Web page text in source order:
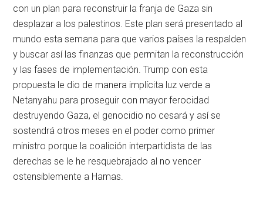
con un plan para reconstruir la franja de Gaza sin
desplazar a los palestinos. Este plan será presentado al
mundo esta semana para que varios países la respalden
y buscar así las finanzas que permitan la reconstrucción
y las fases de implementación. Trump con esta
propuesta le dio de manera implícita luz verde a
Netanyahu para proseguir con mayor ferocidad
destruyendo Gaza, el genocidio no cesará y así se
sostendrá otros meses en el poder como primer
ministro porque la coalición interpartidista de las
derechas se le he resquebrajado al no vencer
ostensiblemente a Hamas.